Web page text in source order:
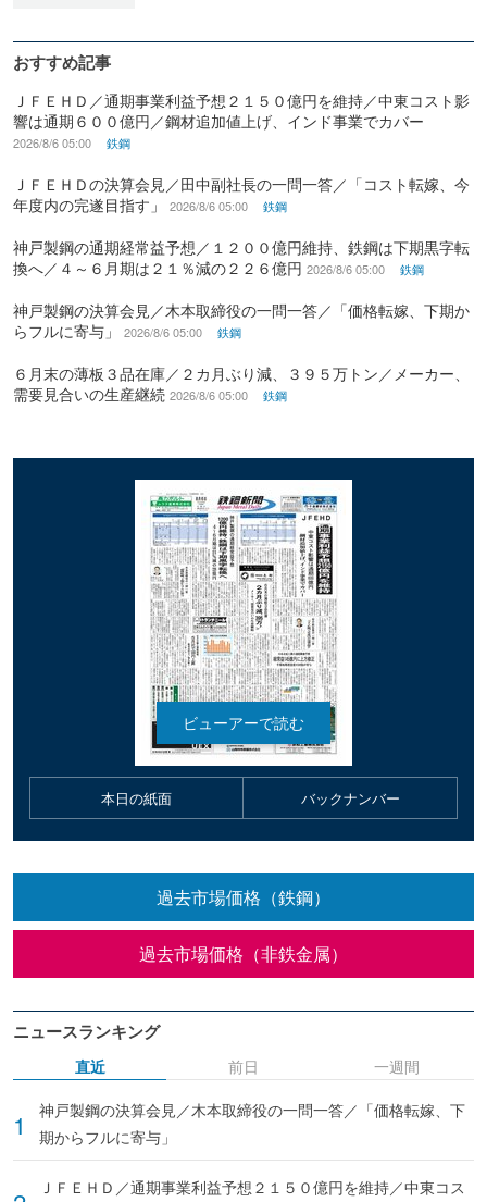
おすすめ記事
ＪＦＥＨＤ／通期事業利益予想２１５０億円を維持／中東コスト影
響は通期６００億円／鋼材追加値上げ、インド事業でカバー
2026/8/6 05:00 鉄鋼
ＪＦＥＨＤの決算会見／田中副社長の一問一答／「コスト転嫁、今
年度内の完遂目指す」
2026/8/6 05:00 鉄鋼
神戸製鋼の通期経常益予想／１２００億円維持、鉄鋼は下期黒字転
換へ／４～６月期は２１％減の２２６億円 2026/8/6 05:00 鉄鋼
神戸製鋼の決算会見／木本取締役の一問一答／「価格転嫁、下期か
らフルに寄与」
2026/8/6 05:00 鉄鋼
６月末の薄板３品在庫／２カ月ぶり減、３９５万トン／メーカー、
需要見合いの生産継続 2026/8/6 05:00 鉄鋼
本日の紙面 バックナンバー
過去市場価格（鉄鋼）
過去市場価格（非鉄金属）
ニュースランキング
直近
神戸製鋼の決算会見／木本取締役の一問一答／「価格転嫁、下
期からフルに寄与」
ＪＦＥＨＤ／通期事業利益予想２１５０億円を維持／中東コス
前日 一週間